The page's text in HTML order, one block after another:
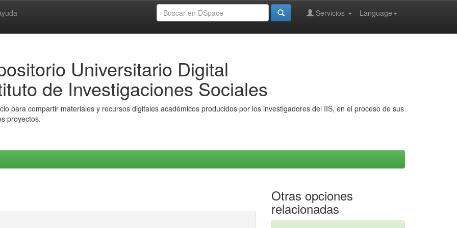
Language
Servicios
Universitario Digital
de Investigaciones Sociales
para compartir materiales y recursos digitales académicos producidos por los investigadores del IIS, en el proceso de sus
proyectos.
Otras opciones
relacionadas